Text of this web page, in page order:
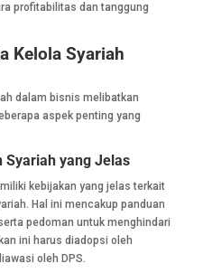
profitabilitas dan tanggung
Kelola Syariah
dalam bisnis melibatkan
aspek penting yang
Syariah yang Jelas
kebijakan yang jelas terkait
Hal ini mencakup panduan
pedoman untuk menghindari
ini harus diadopsi oleh
oleh DPS.